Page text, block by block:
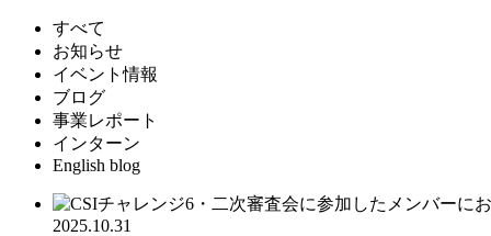
すべて
お知らせ
イベント情報
ブログ
事業レポート
インターン
English blog
2025.10.31